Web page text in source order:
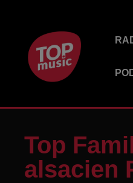
Top
alsacien